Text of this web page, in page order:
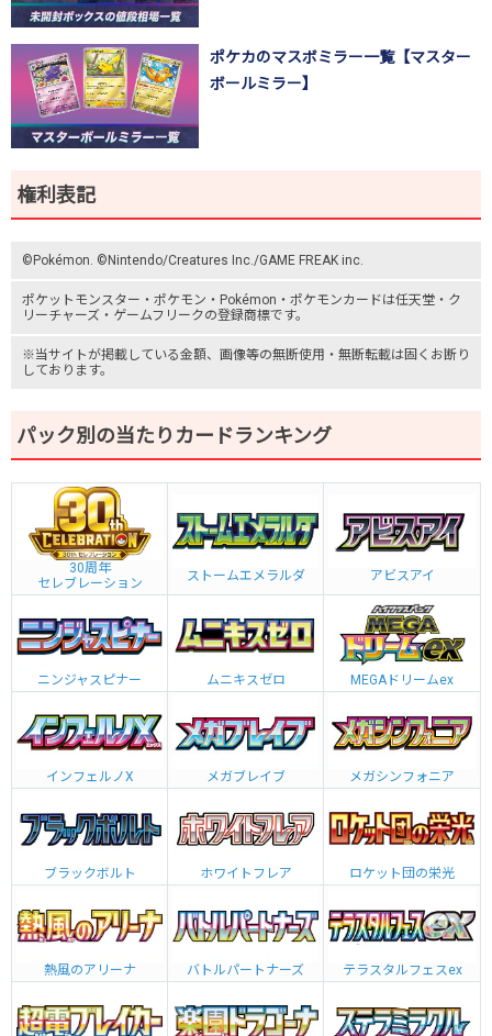
ポケカのマスボミラー一覧【マスター
ボールミラー】
権利表記
©Pokémon. ©Nintendo/Creatures Inc./GAME FREAK inc.
ポケットモンスター ・ポケモン・Pokémon・ ポケモンカードは任天堂・ ク
リーチャーズ ・ ゲームフリークの登録商標です。
※当サイトが掲載している金額、画像等の無断使用・無断転載は固くお断り
しております。
パック別の当たりカードランキング
30周年
セレブレーション
ストームエメラルダ アビスアイ
ニンジャスピナー ムニキスゼロ MEGAドリームex
インフェルノX メガブレイブ メガシンフォニア
ブラックボルト ホワイトフレア ロケット団の栄光
熱風のアリーナ バトルパートナーズ テラスタルフェスex